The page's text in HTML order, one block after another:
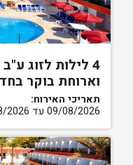
4 לילות לזוג
וארוחת בוקר
תאריכי האירוח:
09/08/2026 עד 13/08/2026